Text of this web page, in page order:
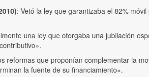
: Vetó la ley que garantizaba el 82%
una ley que otorgaba una jubilación
reformas que proponían complementar la
la fuente de su financiamiento».